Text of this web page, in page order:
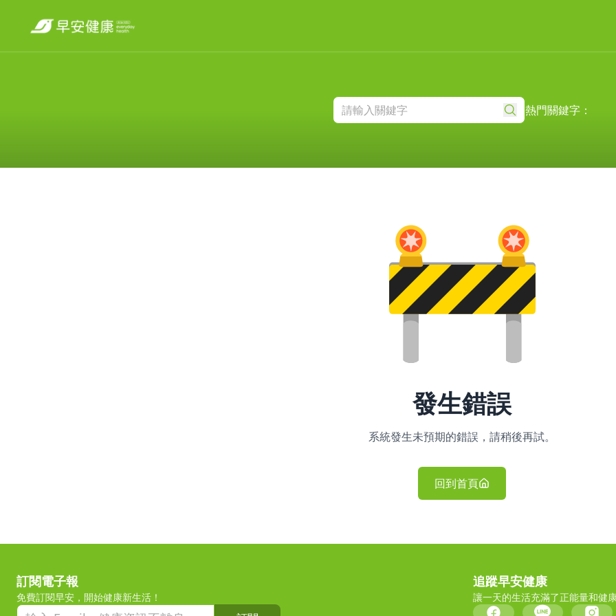
熱門關鍵字：
發生錯誤
系統發生未預期的錯誤，請稍後再試。
回到首頁
訂閱電子報
免費訂閱早安，開始健康新生活！
追蹤早安健康
讓一天的生活充滿了正能量和健